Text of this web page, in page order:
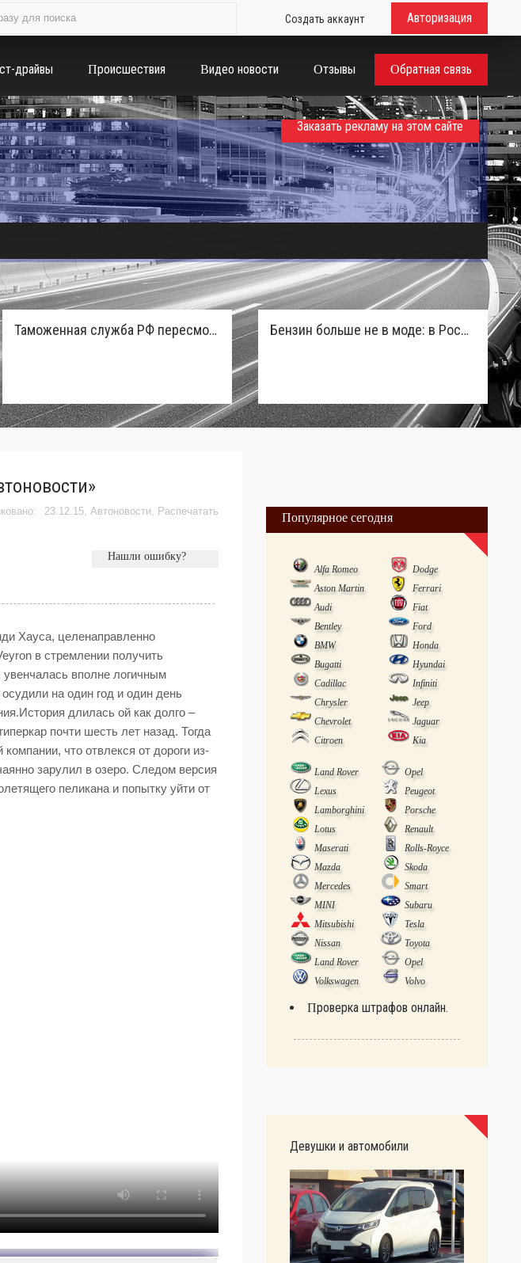
Создать аккаунт Авторизация
драйвы Происшествия Видео новости Отзывы Обратная связь
Заказать рекламу на этом сайте
Таможенная служба РФ пересмотрела правила ввоза машин из ЕАЭС и начисляет пени покупателям Бензин больше не в моде: в России зафиксирован взрывной отказ от двигателей внутреннего сгорания
23.12.15, Автоновости, Распечатать
Нашли ошибку?
Хауса, целенаправленно
в стремлении получить
вполне логичным
на один год и один день
длилась ой как долго –
почти шесть лет назад. Тогда
компании, что отвлекся от дороги из-
зарулил в озеро. Следом версия
пеликана и попытку уйти от
Популярное сегодня
Alfa Romeo
Dodge
Aston Martin
Ferrari
Audi
Fiat
Bentley
Ford
BMW
Honda
Bugatti
Hyundai
Cadillac
Infiniti
Chrysler
Jeep
Chevrolet
Jaguar
Citroen
Kia
Land Rover
Opel
Lexus
Peugeot
Lamborghini
Porsche
Lotus
Renault
Maserati
Rolls-Royce
Mazda
Skoda
Mercedes
Smart
MINI
Subaru
Mitsubishi
Tesla
Nissan
Toyota
Land Rover
Opel
Volkswagen
Volvo
Проверка штрафов онлайн.
Девушки и автомобили